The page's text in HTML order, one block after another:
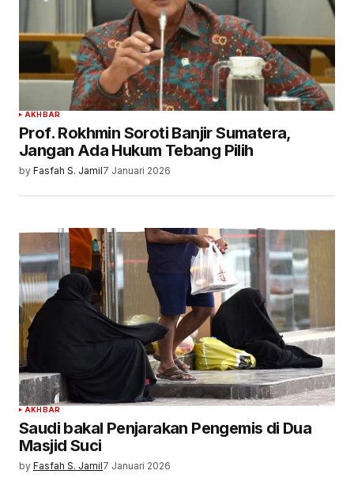
AKHBAR
Prof. Rokhmin Soroti Banjir Sumatera,
Jangan Ada Hukum Tebang Pilih
by Fasfah S. Jamil7 Januari 2026
AKHBAR
Saudi bakal Penjarakan Pengemis di Dua
Masjid Suci
by Fasfah S. Jamil7 Januari 2026